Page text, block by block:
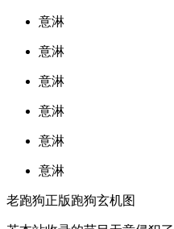
意淋
意淋
意淋
意淋
意淋
意淋
老跑狗正版跑狗玄机图